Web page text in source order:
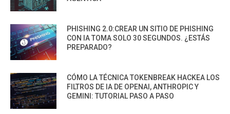
PHISHING 2.0:CREAR UN SITIO DE PHISHING
CON IA TOMA SOLO 30 SEGUNDOS. ¿ESTÁS
PREPARADO?
CÓMO LA TÉCNICA TOKENBREAK HACKEA LOS
FILTROS DE IA DE OPENAI, ANTHROPIC Y
GEMINI: TUTORIAL PASO A PASO